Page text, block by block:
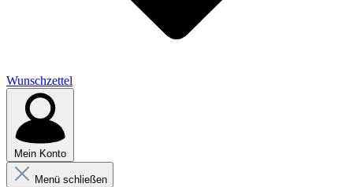
Wunschzettel
Mein Konto
Menü schließen